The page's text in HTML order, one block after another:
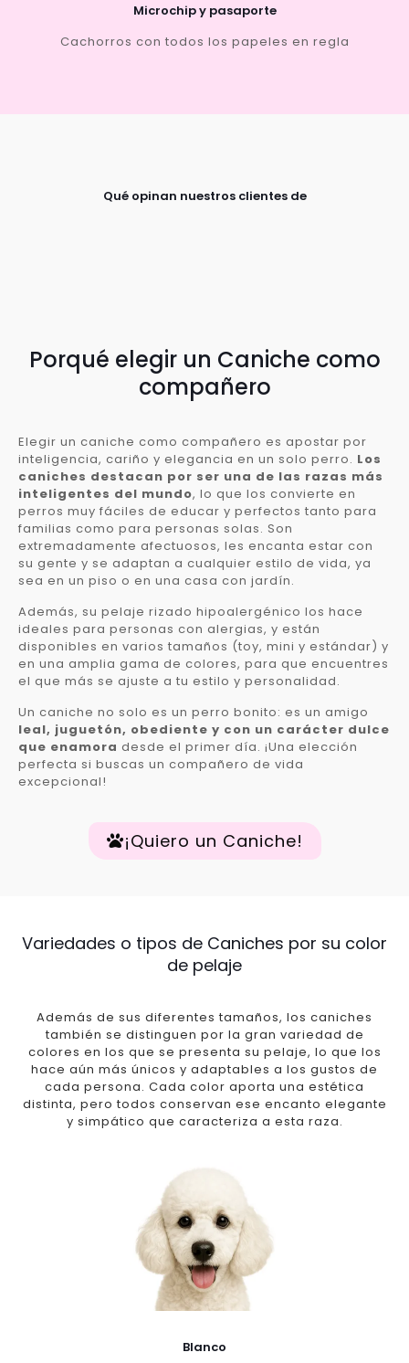
Microchip y pasaporte
Cachorros con todos los papeles en regla
Qué opinan nuestros clientes de
Porqué elegir un Caniche como
compañero
Elegir un caniche como compañero es apostar por
inteligencia, cariño y elegancia en un solo perro. Los
caniches destacan por ser una de las razas más
inteligentes del mundo, lo que los convierte en
perros muy fáciles de educar y perfectos tanto para
familias como para personas solas. Son
extremadamente afectuosos, les encanta estar con
su gente y se adaptan a cualquier estilo de vida, ya
sea en un piso o en una casa con jardín.
Además, su pelaje rizado hipoalergénico los hace
ideales para personas con alergias, y están
disponibles en varios tamaños (toy, mini y estándar) y
en una amplia gama de colores, para que encuentres
el que más se ajuste a tu estilo y personalidad.
Un caniche no solo es un perro bonito: es un amigo
leal, juguetón, obediente y con un carácter dulce
que enamora desde el primer día. ¡Una elección
perfecta si buscas un compañero de vida
excepcional!
¡Quiero un Caniche!
Variedades o tipos de Caniches por su color
de pelaje
Además de sus diferentes tamaños, los caniches
también se distinguen por la gran variedad de
colores en los que se presenta su pelaje, lo que los
hace aún más únicos y adaptables a los gustos de
cada persona. Cada color aporta una estética
distinta, pero todos conservan ese encanto elegante
y simpático que caracteriza a esta raza.
Blanco